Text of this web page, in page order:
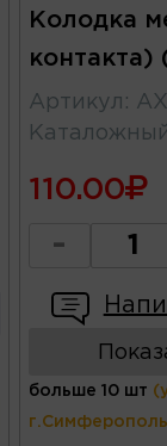
Колодка
контакта)
Артикул :
110.00
-
больше 10 шт